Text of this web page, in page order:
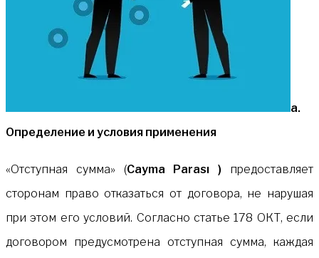
а.
Определение и условия применения
«Отступная сумма» (Cayma Parası ) предоставляет
сторонам право отказаться от договора, не нарушая
при этом его условий. Согласно статье 178 ОКТ, если
договором предусмотрена отступная сумма, каждая